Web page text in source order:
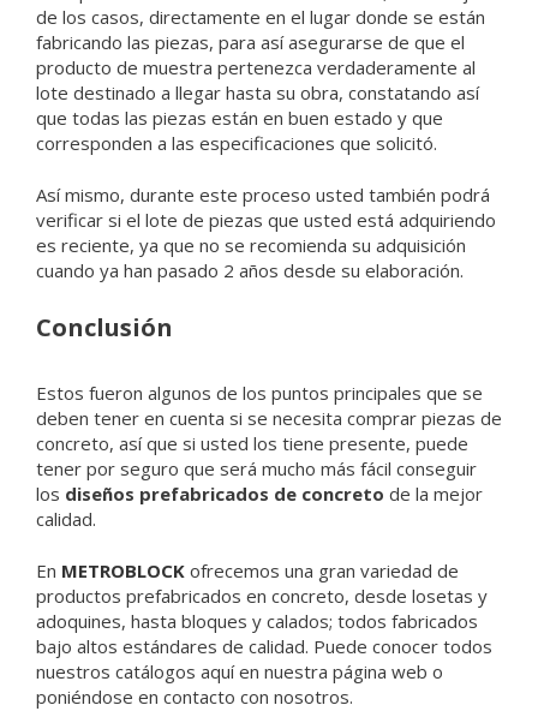
de los casos, directamente en el lugar donde se están
fabricando las piezas, para así asegurarse de que el
producto de muestra pertenezca verdaderamente al
lote destinado a llegar hasta su obra, constatando así
que todas las piezas están en buen estado y que
corresponden a las especificaciones que solicitó.
Así mismo, durante este proceso usted también podrá
verificar si el lote de piezas que usted está adquiriendo
es reciente, ya que no se recomienda su adquisición
cuando ya han pasado 2 años desde su elaboración.
Conclusión
Estos fueron algunos de los puntos principales que se
deben tener en cuenta si se necesita comprar piezas de
concreto, así que si usted los tiene presente, puede
tener por seguro que será mucho más fácil conseguir
los diseños prefabricados de concreto de la mejor
calidad.
En METROBLOCK ofrecemos una gran variedad de
productos prefabricados en concreto, desde losetas y
adoquines, hasta bloques y calados; todos fabricados
bajo altos estándares de calidad. Puede conocer todos
nuestros catálogos aquí en nuestra página web o
poniéndose en contacto con nosotros.